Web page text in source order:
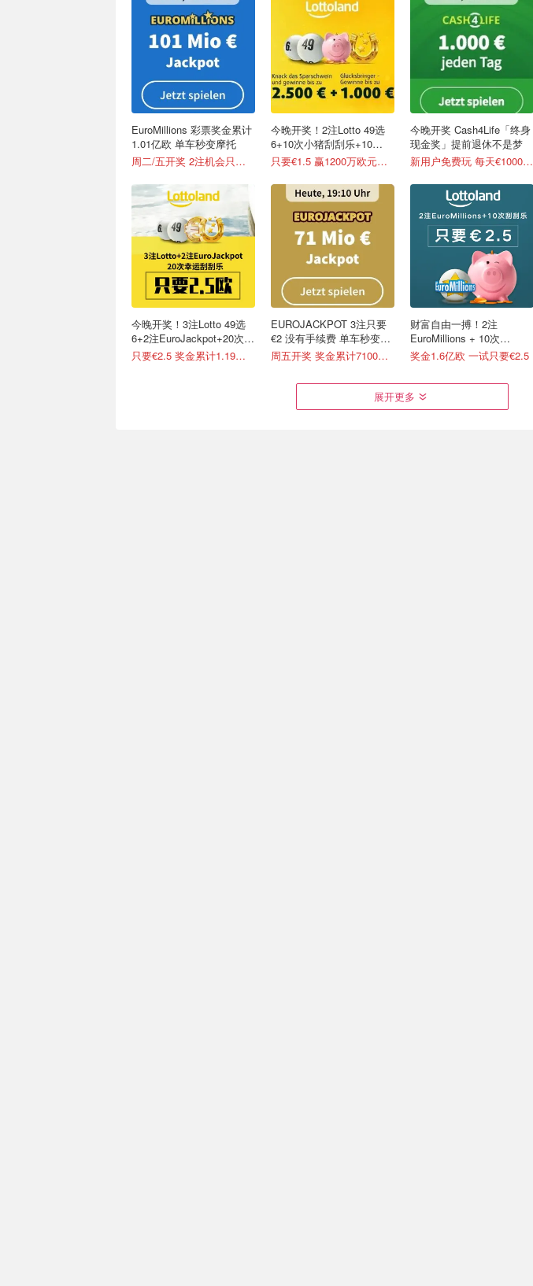
EuroMillions 彩票奖金累计
1.01亿欧 单车秒变摩托
周二/五开奖 2注机会只要€6
今晚开奖！3注Lotto 49选
6+2注EuroJackpot+20次幸
运刮刮乐
只要€2.5 奖金累计1.19亿欧
今晚开奖！2注Lotto 49选
6+10次小猪刮刮乐+10
horseshoe
只要€1.5 赢1200万欧元大奖
EUROJACKPOT 3注只要
€2 没有手续费 单车秒变摩
托
周五开奖 奖金累计7100万欧
今晚开奖 Cash4Life「终身
现金奖」提前退休不是梦
新用户免费玩 每天€1000 终生领取
财富自由一搏！2注
EuroMillions + 10次
PiggyBank 刮刮乐
奖金1.6亿欧 一试只要€2.5
展开更多